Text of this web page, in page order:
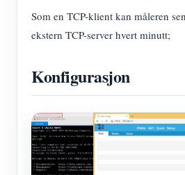
Som en TCP-klient kan måleren
ekstern TCP-server hvert minutt;
Konfigurasjon